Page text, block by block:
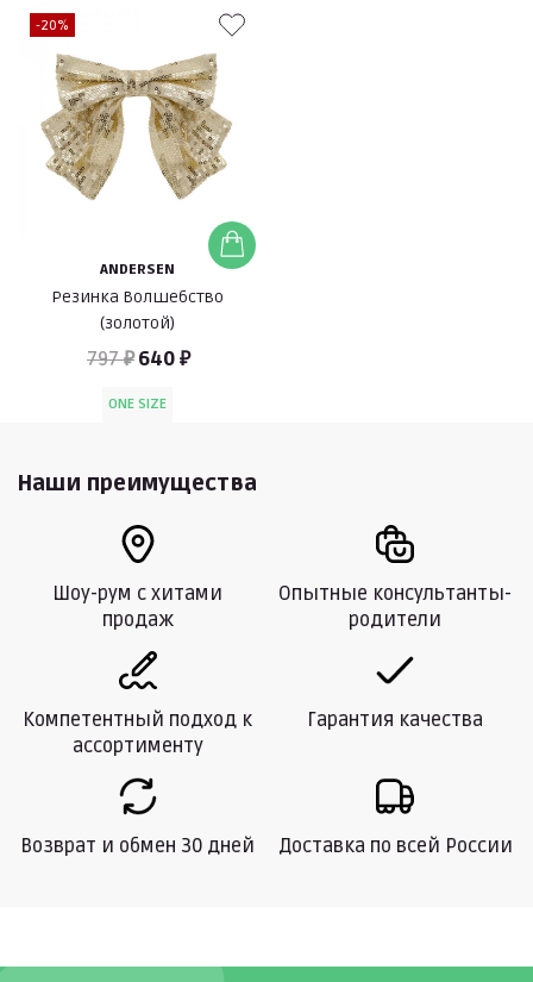
-20%
ANDERSEN
Резинка Волшебство
(золотой)
797 ₽ 640 ₽
ONE SIZE
Наши преимущества
Шоу-рум с хитами
продаж
Опытные консультанты-
родители
Компетентный подход к
ассортименту
Гарантия качества
Возврат и обмен 30 дней Доставка по всей России